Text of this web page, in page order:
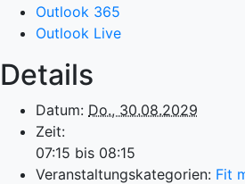
Outlook 365
Outlook Live
Details
Datum: Do., 30.08.2029
Zeit:
07:15 bis 08:15
Veranstaltungskategorien: Fit